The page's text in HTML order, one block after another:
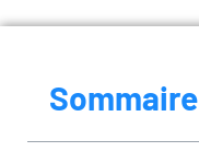
Sommaire